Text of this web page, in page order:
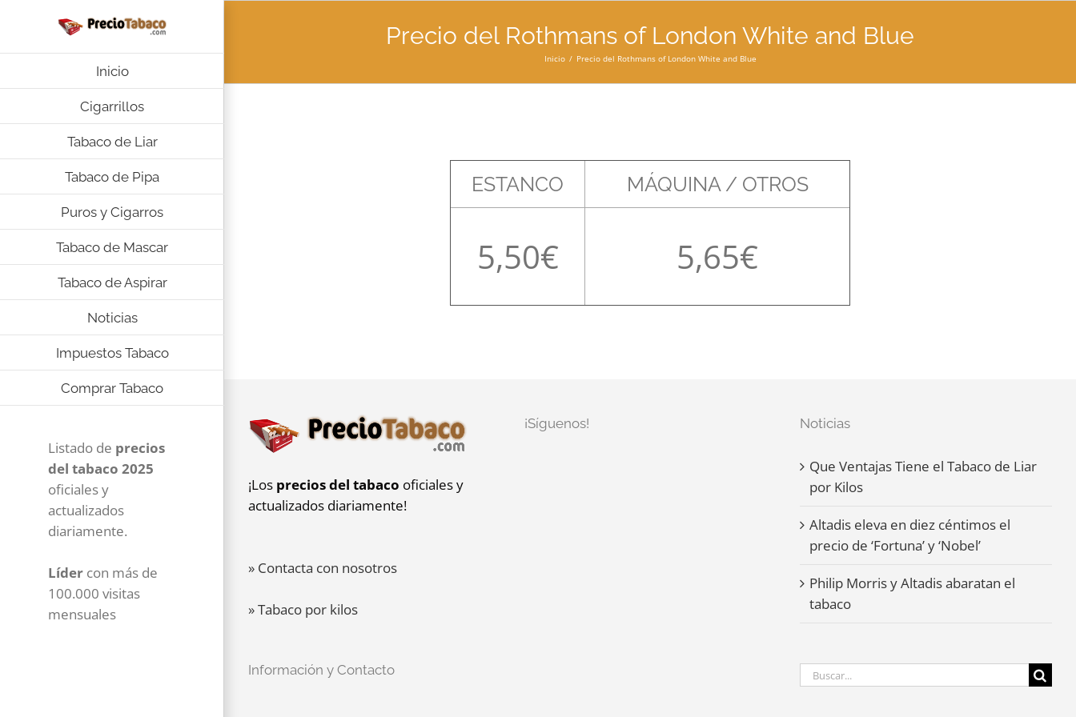
contenido
Inicio
Cigarrillos
Tabaco de Liar
Tabaco de Pipa
Puros y Cigarros
Tabaco de Mascar
Tabaco de Aspirar
Noticias
Impuestos Tabaco
Comprar Tabaco
Listado de precios
del tabaco 2025
oficiales y
actualizados
diariamente.
Líder con más de
100.000 visitas
mensuales
Precio del Rothmans of London White and Blue
Inicio Precio del Rothmans of London White and Blue
ESTANCO MÁQUINA / OTROS
5,50 5,65
¡Los precios del tabaco oficiales y
actualizados diariamente!
» Contacta con nosotros
» Tabaco por kilos
Información y Contacto
¡Síguenos! Noticias
Que Ventajas Tiene el Tabaco de Liar
por Kilos
Altadis eleva en diez céntimos el
precio de ‘Fortuna’ y ‘Nobel’
Philip Morris y Altadis abaratan el
tabaco
Buscar: